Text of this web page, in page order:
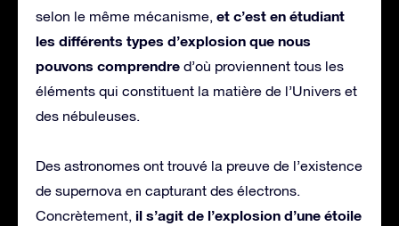
selon le même mécanisme, et c’est en étudiant
les différents types d’explosion que nous
pouvons comprendre d’où proviennent tous les
éléments qui constituent la matière de l’Univers et
des nébuleuses.
Des astronomes ont trouvé la preuve de l’existence
de supernova en capturant des électrons.
Concrètement, il s’agit de l’explosion d’une étoile